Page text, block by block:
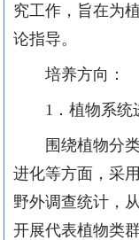
究工作，旨在为
论指导。
培养方向：
1 ．植物系
围绕植物分类
进化等方面，采
野外调查统计，
开展代表植物类